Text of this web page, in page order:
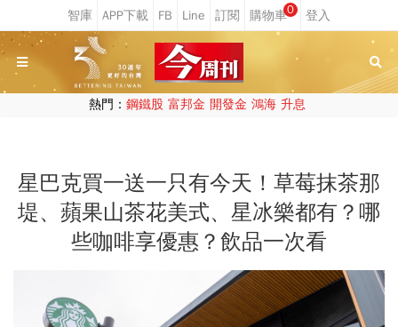
0
熱門： 鋼鐵股 富邦金 開發金 鴻海 升息
星巴克買一送一只有今天！草莓抹茶那
堤、蘋果山茶花美式、星冰樂都有？哪
些咖啡享優惠？飲品一次看